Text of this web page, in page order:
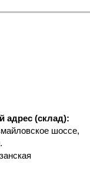
адрес (склад):
шоссе,